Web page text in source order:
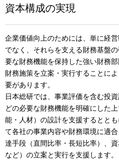
資本構成の実現
企業価値向上のためには、単に経
でなく、それらを支える財務基盤
要な財務機能を保持した強い財務
財務施策を立案・実行することに
要があります。
日本総研では、事業評価を含む投
どの必要な財務機能を明確にした
能・人材）の設計を支援するとと
て各社の事業内容や財務環境に適
達手段（直間比率・長短比率）、
など）の立案と実行を支援します。